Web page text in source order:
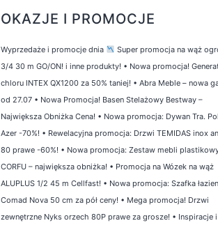
OKAZJE I PROMOCJE
Wyprzedaże i promocje dnia
Super promocja na wąż
3/4 30 m GO/ON! i inne produkty! • Nowa promocja!
chloru INTEX QX1200 za 50% taniej! • Abra Meble – nowa
od 27.07 • Nowa Promocja! Basen Stelażowy Bestway –
Największa Obniżka Cena! • Nowa promocja: Dywan Tra.
Azer -70%! • Rewelacyjna promocja: Drzwi TEMIDAS inox
80 prawe -60%! • Nowa promocja: Zestaw mebli
CORFU – największa obniżka! • Promocja na Wózek na wąż
ALUPLUS 1/2 45 m Cellfast! • Nowa promocja: Szafka
Comad Nova 50 cm za pół ceny! • Mega promocja! Drzwi
zewnętrzne Nyks orzech 80P prawe za grosze! • Inspiracje i